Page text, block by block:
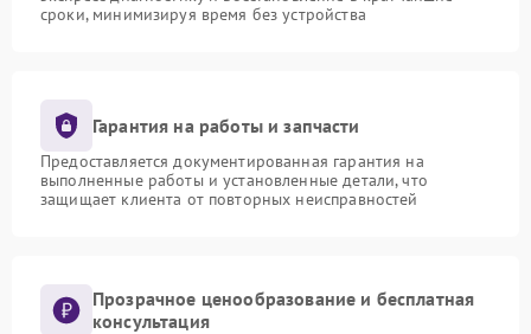
сроки, минимизируя время без устройства
Гарантия на работы и запчасти
Предоставляется документированная гарантия на
выполненные работы и установленные детали, что
защищает клиента от повторных неисправностей
Прозрачное ценообразование и бесплатная
консультация